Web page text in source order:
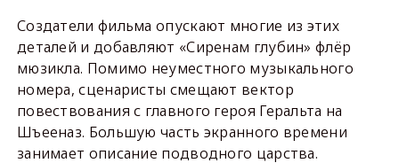
Создатели фильма опускают многие из этих
деталей и добавляют «Сиренам глубин» флёр
мюзикла. Помимо неуместного музыкального
номера, сценаристы смещают вектор
повествования с главного героя Геральта на
Шъееназ. Большую часть экранного времени
занимает описание подводного царства.